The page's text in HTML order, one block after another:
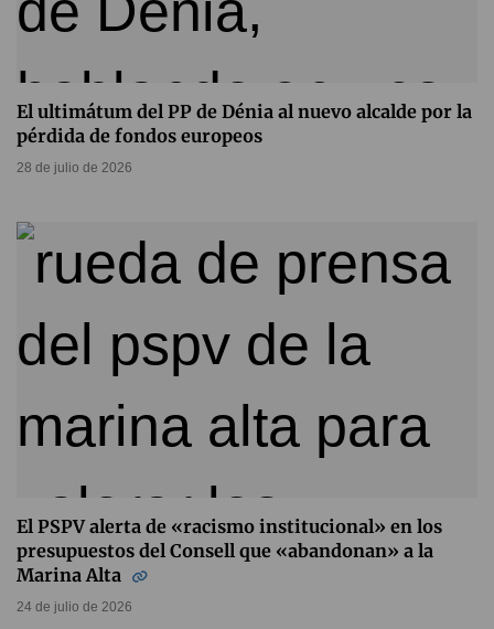
El ultimátum del PP de Dénia al nuevo alcalde por la
pérdida de fondos europeos
28 de julio de 2026
El PSPV alerta de «racismo institucional» en los
presupuestos del Consell que «abandonan» a la
Marina Alta
24 de julio de 2026